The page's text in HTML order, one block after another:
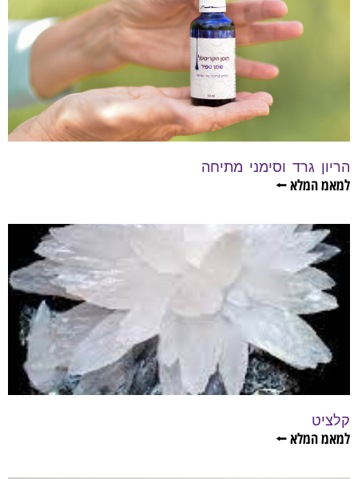
הריון גרד וסימני מתיחה
למאמ המלא ⭠
קלציט
למאמ המלא ⭠